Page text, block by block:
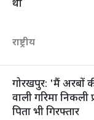
थी
राष्ट्रीय
गोरखपुर: 'मैं अरबों
वाली गरिमा निकली
पिता भी गिरफ्तार